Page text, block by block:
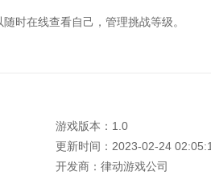
时在线查看自己，管理挑战等级。
以随时控制游戏中人物的射击。
大的射击武器杀死敌人的游戏。如果
游戏版本：1.0
更新时间：2023-02-24
开发商：律动游戏公司